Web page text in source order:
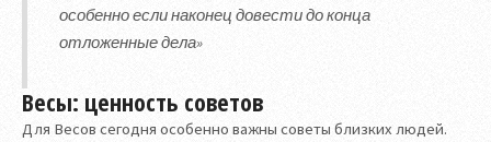
особенно если наконец довести до конца
отложенные дела»
Весы: ценность советов
Для Весов сегодня особенно важны советы близких людей.